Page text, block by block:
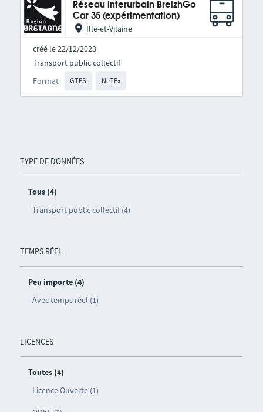
TYPE DE DONNÉES
Tous (4)
Transport public collectif (4)
TEMPS RÉEL
Peu importe (4)
Avec temps réel (1)
LICENCES
Toutes (4)
Licence Ouverte (1)
Réseau interurbain BreizhGo
Car 35 (expérimentation)
Ille-et-Vilaine
créé le 22/12/2023
Format GTFS NeTEx
Transport public collectif